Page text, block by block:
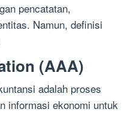
pencatatan,
Namun, definisi
(AAA)
adalah proses
informasi ekonomi untuk